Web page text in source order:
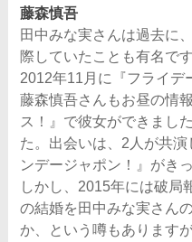
藤森慎吾
田中みな実さんは過去に
際していたことも有名で
2012年11月に『フライデ
藤森慎吾さんもお昼の情
ス！』で彼女ができまし
た。出会いは、2人が共
ンデージャポン！』がき
しかし、2015年には破局
の結婚を田中みな実さん
か、という噂もあります